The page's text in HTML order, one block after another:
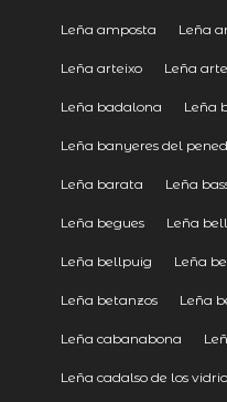
Leña amposta Leña
Leña arteixo Leña
Leña badalona Leña
Leña banyeres del
Leña barata Leña
Leña begues Leña
Leña bellpuig Leña
Leña betanzos Leña
Leña cabanabona
Leña cadalso de los